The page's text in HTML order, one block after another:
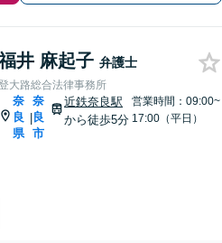
井 麻起子 弁護士
大路総合法律事務所
奈
良
県
|
奈
良
市
近鉄奈良駅
から徒歩5分
営業時間：09:00~
17:00（平日）